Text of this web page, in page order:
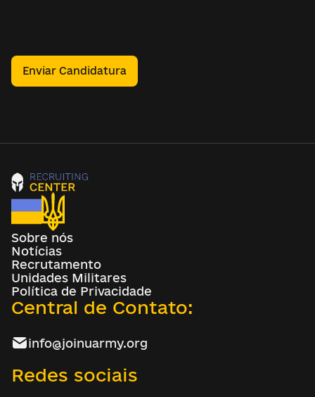
Enviar Candidatura
Sobre nós
Notícias
Recrutamento
Unidades Militares
Política de Privacidade
Central de Contato:
info@joinuarmy.org
Redes sociais